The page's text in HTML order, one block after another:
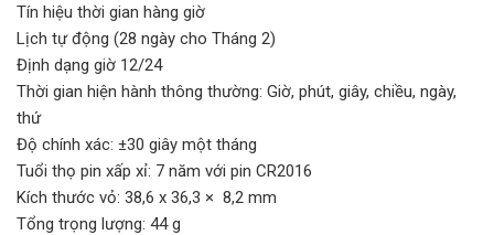
Tín hiệu thời gian hàng giờ
Lịch tự động (28 ngày cho Tháng 2)
Định dạng giờ 12/24
Thời gian hiện hành thông thường: Giờ, phút, giây, chiều, ngày,
thứ
Độ chính xác: ±30 giây một tháng
Tuổi thọ pin xấp xỉ: 7 năm với pin CR2016
Kích thước vỏ: 38,6 x 36,3 × 8,2 mm
Tổng trọng lượng: 44 g